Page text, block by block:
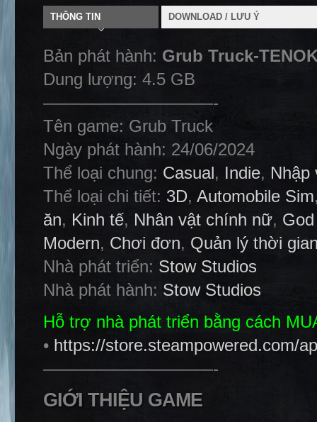
THÔNG TIN DOWNLOAD / LƯU Ý
Bản phát hành: Grub Truck-
Dung lượng: 4.5 GB
——————————-
Tên game: Grub Truck
Ngày phát hành: 24/06/2024
Thể loại chung: Casual, Indie, Nhập
Thể loại chi tiết: 3D, Automobile Sim
ăn, Kinh tế, Nhân vật chính nữ,
Modern, Chơi đơn, Quản lý thời
Nhà phát triển: Stow Studios
Nhà phát hành: Stow Studios
Hỗ trợ nhà phát triển bằng cách
• https://store.steampowered.com/
——————————-
GIỚI THIỆU GAME